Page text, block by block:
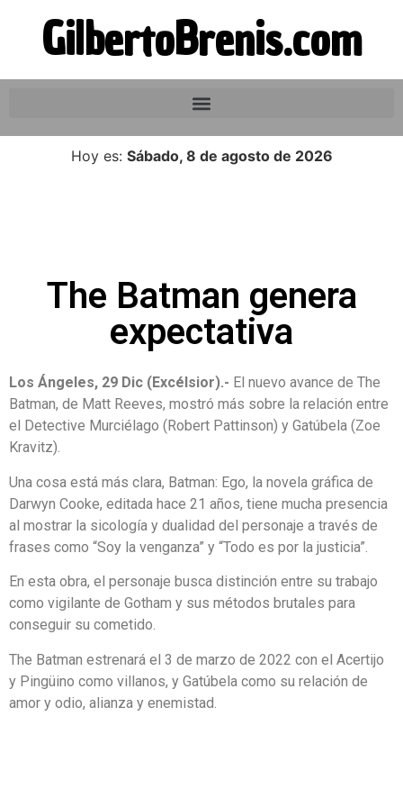
GilbertoBrenis.com
Hoy es: Sábado, 8 de agosto de 2026
The Batman genera
expectativa
Los Ángeles, 29 Dic (Excélsior).- El nuevo avance de The
Batman, de Matt Reeves, mostró más sobre la relación entre
el Detective Murciélago (Robert Pattinson) y Gatúbela (Zoe
Kravitz).
Una cosa está más clara, Batman: Ego, la novela gráfica de
Darwyn Cooke, editada hace 21 años, tiene mucha presencia
al mostrar la sicología y dualidad del personaje a través de
frases como “Soy la venganza” y “Todo es por la justicia”.
En esta obra, el personaje busca distinción entre su trabajo
como vigilante de Gotham y sus métodos brutales para
conseguir su cometido.
The Batman estrenará el 3 de marzo de 2022 con el Acertijo
y Pingüino como villanos, y Gatúbela como su relación de
amor y odio, alianza y enemistad.